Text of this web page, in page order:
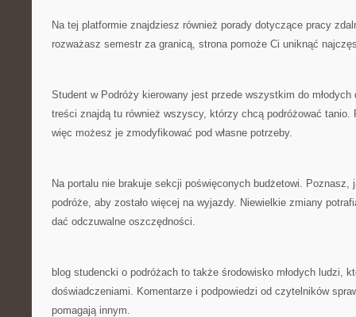
Na tej platformie znajdziesz również porady dotyczące pracy
rozważasz semestr za granicą, strona pomoże Ci uniknąć
Student w Podróży kierowany jest przede wszystkim do młodych
treści znajdą tu również wszyscy, którzy chcą podróżować tanio.
więc możesz je zmodyfikować pod własne potrzeby.
Na portalu nie brakuje sekcji poświęconych budżetowi. Poznasz,
podróże, aby zostało więcej na wyjazdy. Niewielkie zmiany
dać odczuwalne oszczędności.
blog studencki o podróżach to także środowisko młodych ludzi,
doświadczeniami. Komentarze i podpowiedzi od czytelników
pomagają innym.